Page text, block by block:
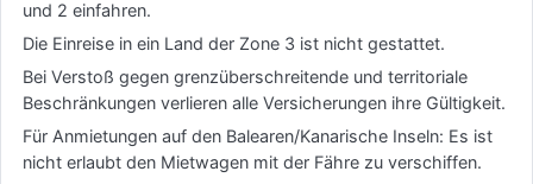
und 2 einfahren.
Die Einreise in ein Land der Zone 3 ist nicht gestattet.
Bei Verstoß gegen grenzüberschreitende und territoriale
Beschränkungen verlieren alle Versicherungen ihre Gültigkeit.
Für Anmietungen auf den Balearen/Kanarische Inseln: Es ist
nicht erlaubt den Mietwagen mit der Fähre zu verschiffen.